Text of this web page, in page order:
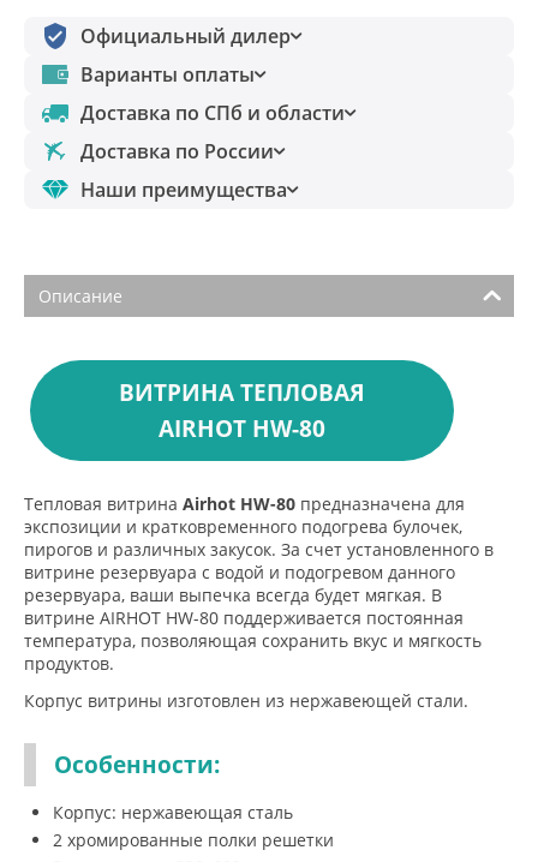
Официальный дилер
Варианты оплаты
Доставка по СПб и области
Доставка по России
Наши преимущества
Описание
ВИТРИНА ТЕПЛОВАЯ
AIRHOT HW-80
Тепловая витрина Airhot HW-80 предназначена для
экспозиции и кратковременного подогрева булочек,
пирогов и различных закусок. За счет установленного в
витрине резервуара с водой и подогревом данного
резервуара, ваши выпечка всегда будет мягкая. В
витрине AIRHOT HW-80 поддерживается постоянная
температура, позволяющая сохранить вкус и мягкость
продуктов.
Корпус витрины изготовлен из нержавеющей стали.
Особенности:
Корпус: нержавеющая сталь
2 хромированные полки решетки